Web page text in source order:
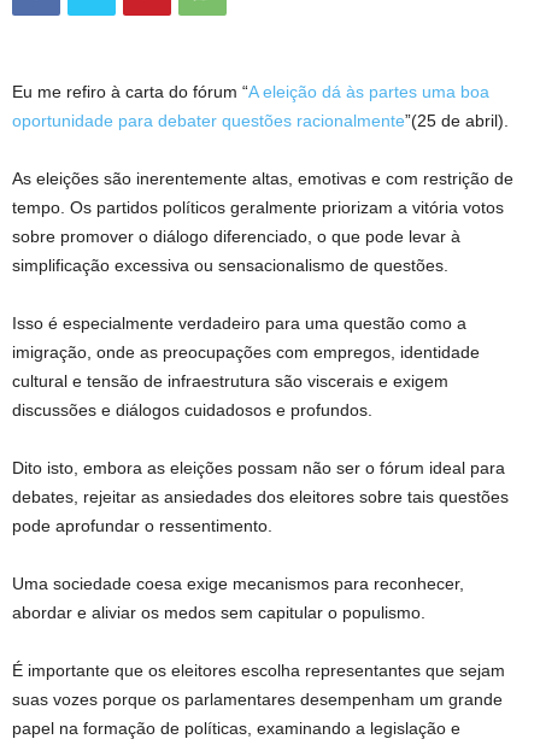
Eu me refiro à carta do fórum “A eleição dá às partes uma boa
oportunidade para debater questões racionalmente”(25 de abril).
As eleições são inerentemente altas, emotivas e com restrição de
tempo. Os partidos políticos geralmente priorizam a vitória votos
sobre promover o diálogo diferenciado, o que pode levar à
simplificação excessiva ou sensacionalismo de questões.
Isso é especialmente verdadeiro para uma questão como a
imigração, onde as preocupações com empregos, identidade
cultural e tensão de infraestrutura são viscerais e exigem
discussões e diálogos cuidadosos e profundos.
Dito isto, embora as eleições possam não ser o fórum ideal para
debates, rejeitar as ansiedades dos eleitores sobre tais questões
pode aprofundar o ressentimento.
Uma sociedade coesa exige mecanismos para reconhecer,
abordar e aliviar os medos sem capitular o populismo.
É importante que os eleitores escolha representantes que sejam
suas vozes porque os parlamentares desempenham um grande
papel na formação de políticas, examinando a legislação e